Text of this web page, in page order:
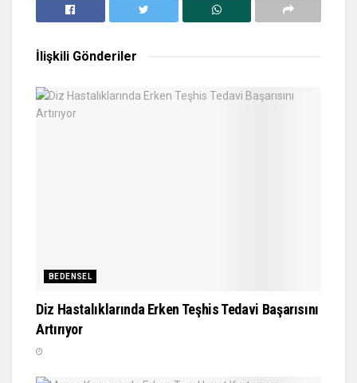
İlişkili Gönderiler
BEDENSEL
Diz Hastalıklarında Erken Teşhis Tedavi Başarısını
Artırıyor